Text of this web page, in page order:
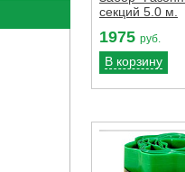
секций 5.0 м.
1975 руб.
В корзину